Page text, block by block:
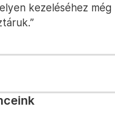
kezeléséhez még